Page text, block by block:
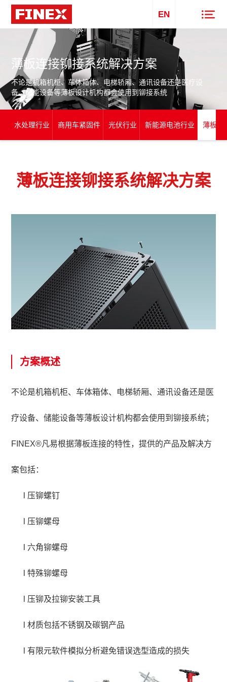
EN
薄板连接铆接系统解决方案
不论是机箱机柜、车体箱体、电梯轿厢、通讯设备还是医疗设
备、储能设备等薄板设计机构都会使用到铆接系统
水处理行业 商用车紧固件 光伏行业 新能源电池行业 薄板连
薄板连接铆接系统解决方案
方案概述
不论是机箱机柜、车体箱体、电梯轿厢、通讯设备还是医
疗设备、储能设备等薄板设计机构都会使用到铆接系统；
FINEX®凡易根据薄板连接的特性，提供的产品及解决方
案包括：
压铆螺钉
压铆螺母
六角铆螺母
l特殊铆螺母
压铆及拉铆安装工具
l材质包括不锈钢及碳钢产品
l有限元软件模拟分析避免错误选型造成的损失